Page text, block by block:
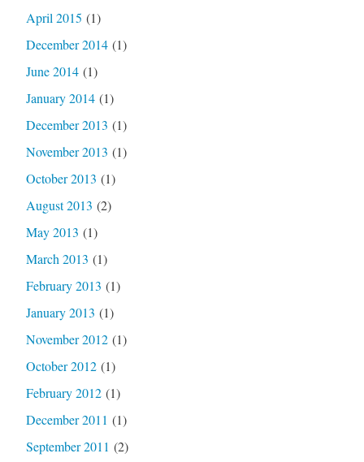
April 2015 (1)
December 2014(1)
June 2014(1)
January 2014(1)
December 2013 (1)
November 2013 (1)
October 2013 (1)
August 2013 (2)
May 2013 (1)
March 2013 (1)
February 2013 (1)
January 2013 (1)
November 2012(1)
October 2012(1)
February 2012(1)
December 2011 (1)
September 2011 (2)